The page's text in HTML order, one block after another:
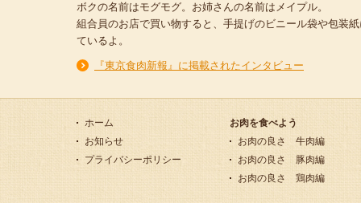
ボクの名前はモグモグ。お姉さんの名前はメイプル。
組合員のお店で買い物すると、手提げのビニール袋や包装
ているよ。
『東京食肉新報』に掲載されたインタビュー
ホーム
お知らせ
プライバシーポリシー
お肉を食べよう
お肉の良さ 牛肉編
お肉の良さ 豚肉編
お肉の良さ 鶏肉編